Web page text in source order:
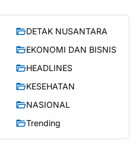
DETAK NUSANTARA
EKONOMI DAN BISNIS
HEADLINES
KESEHATAN
NASIONAL
Trending